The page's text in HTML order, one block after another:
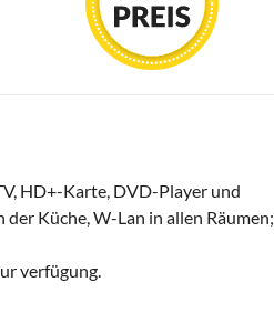
HD+-Karte, DVD-Player und
Küche, W-Lan in allen Räumen;
verfügung.